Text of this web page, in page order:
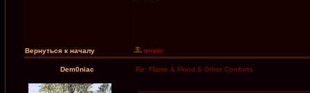
Вернуться к началу
Dem0niac Re: Flame & Flood & Other Comforts